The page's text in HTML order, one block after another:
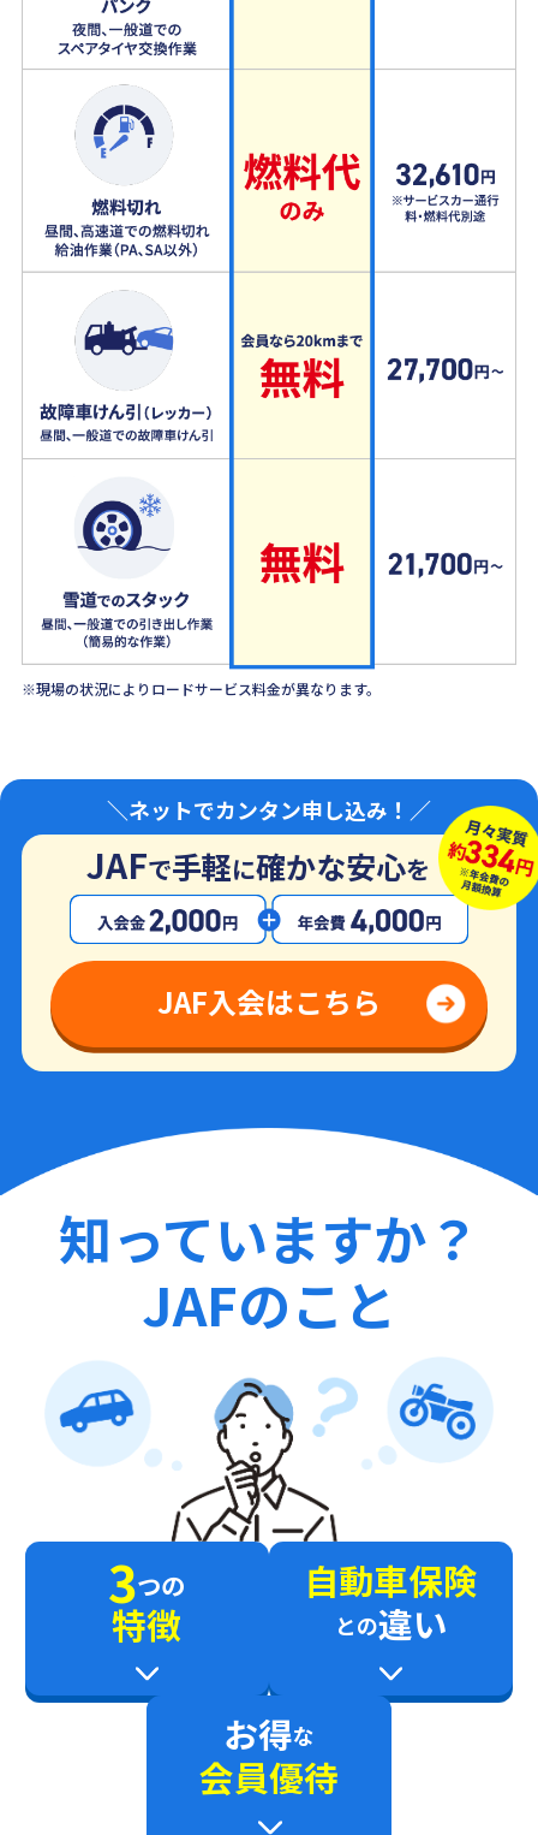
※現場の状況によりロードサービス料金が異なります。
＼ネットでカンタン申し込み！／
JAFで手軽に確かな安心を
JAF入会はこちら
知っていますか？
JAFのこと
3つの
特徴
自動車保険
との違い
お得な
会員優待